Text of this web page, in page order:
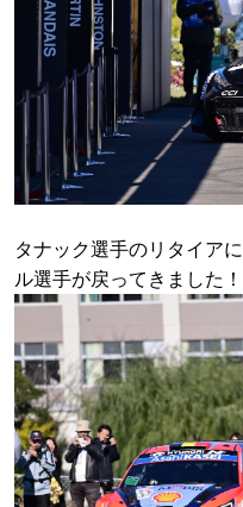
タナック選手のリタイア
ル選手が戻ってきました！